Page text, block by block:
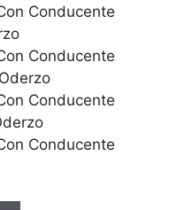
Conducente
Conducente
Conducente
Conducente